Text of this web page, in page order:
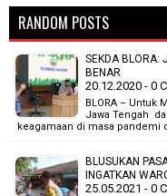
RANDOM POSTS
SEKDA BLORA:
BENAR
20.12.2020 - 0
BLORA – Untuk
Jawa Tengah
keagamaan di masa pandemi
BLUSUKAN
INGATKAN
25.05.2021 - 0